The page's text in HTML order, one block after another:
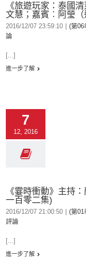
《旅遊玩家：泰國
文慧；嘉賓︰阿瑩（
2016/12/07 23:59:10 (第06
論
[...]
進一步了解
7
12, 2016
《霎時衝動》主持
一百零二集)
2016/12/07 21:00:50 (第01
評論
[...]
進一步了解